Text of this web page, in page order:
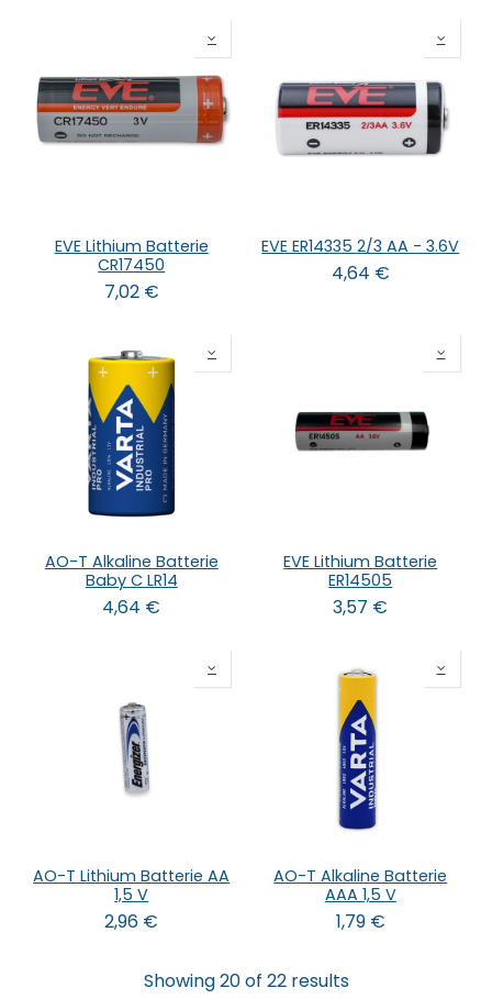
EVE Lithium Batterie
CR17450
7,02€
EVE ER14335 2/3 AA - 3.6V
4,64 €
AO-T Alkaline Batterie
Baby C LR14
4,64 €
EVE Lithium Batterie
ER14505
3,57 €
AO-T Lithium Batterie AA
1,5 V
2,96 €
AO-T Alkaline Batterie
AAA 1,5 V
1,79€
Showing 20 of 22 results